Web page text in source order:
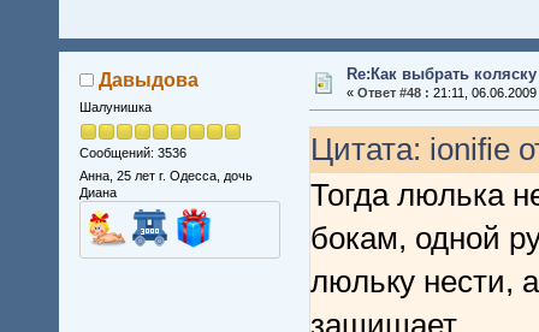
Давыдова
Шалунишка
Сообщений: 3536
Анна, 25 лет г. Одесса, дочь
Диана
Re:Как выбрать коляску
« Ответ #48 : 21:11, 06.06.2009
Цитата: ionifie
Тогда люлька
бокам, одной
люльку нести,